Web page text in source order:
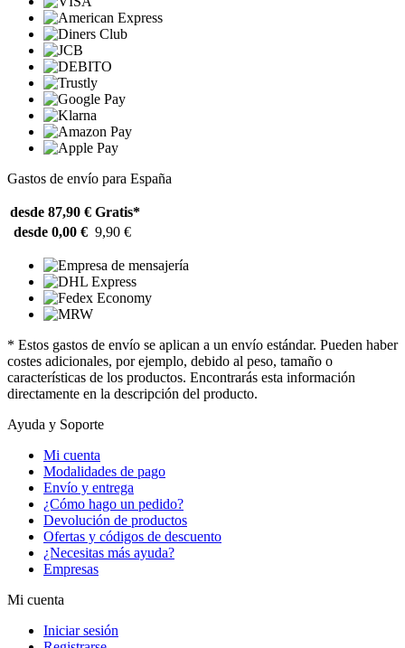
Gastos de envío para España
desde 87,90 € Gratis*
desde 0,00 € 9,90 €
* Estos gastos de envío se aplican a un envío estándar. Pueden haber
costes adicionales, por ejemplo, debido al peso, tamaño o
características de los productos. Encontrarás esta información
directamente en la descripción del producto.
Ayuda y Soporte
Mi cuenta
Modalidades de pago
Envío y entrega
¿Cómo hago un pedido?
Devolución de productos
Ofertas y códigos de descuento
¿Necesitas más ayuda?
Empresas
Mi cuenta
Iniciar sesión